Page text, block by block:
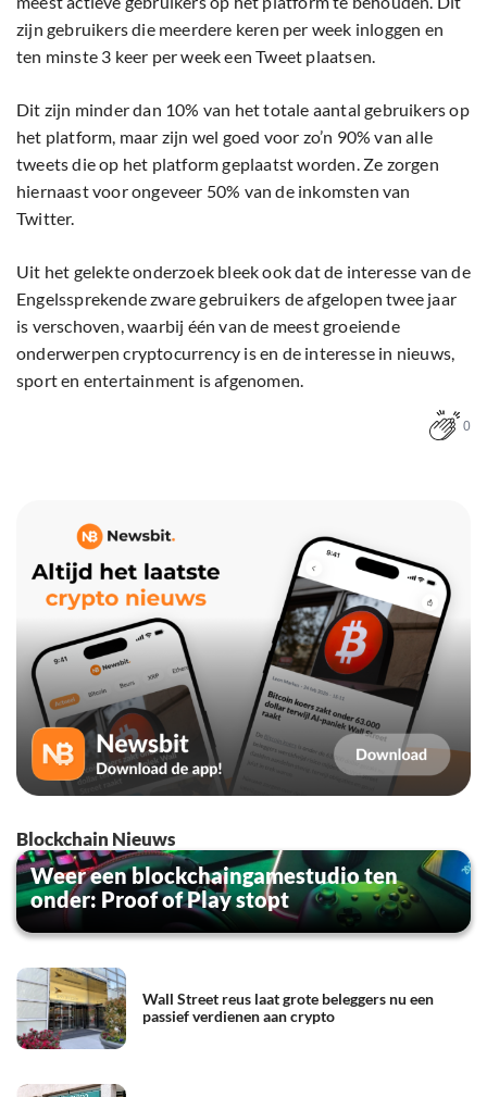
zijn gebruikers die meerdere keren per week inloggen en
ten minste 3 keer per week een Tweet plaatsen.
Dit zijn minder dan 10% van het totale aantal gebruikers op
het platform, maar zijn wel goed voor zo’n 90% van alle
tweets die op het platform geplaatst worden. Ze zorgen
hiernaast voor ongeveer 50% van de inkomsten van
Twitter.
Uit het gelekte onderzoek bleek ook dat de interesse van de
Engelssprekende zware gebruikers de afgelopen twee jaar
is verschoven, waarbij één van de meest groeiende
onderwerpen cryptocurrency is en de interesse in nieuws,
sport en entertainment is afgenomen.
0
Blockchain Nieuws
Weer een blockchaingamestudio ten
onder: Proof of Play stopt
Wall Street reus laat grote beleggers nu een
passief verdienen aan crypto